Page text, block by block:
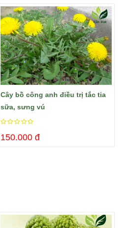
Cây bồ công anh điều trị tắc tia
sữa, sưng vú
150.000 đ